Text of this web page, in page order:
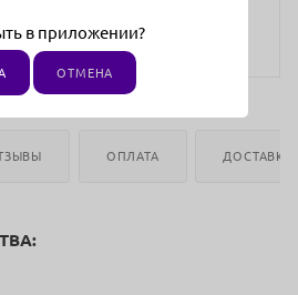
для интернет-магазина и может
магазинах
ОПЛАТА ДОСТАВКА
в приложении?
ОТМЕНА